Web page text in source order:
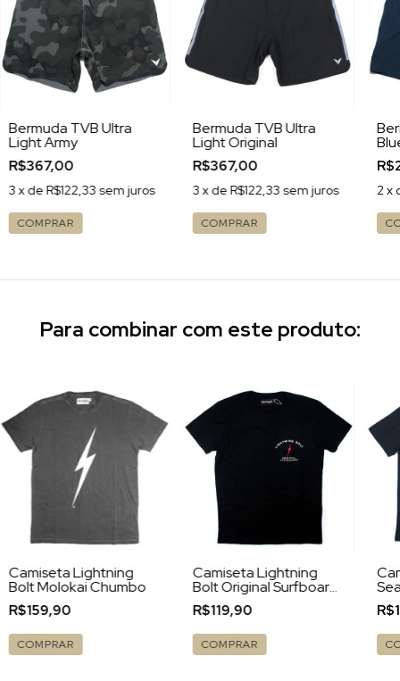
Bermuda TVB Ultra
Light Army
R$367,00
3 x de R$122,33 sem juros
COMPRAR
Bermuda TVB Ultra
Light Original
R$367,00
3 x de R$122,33 sem juros
COMPRAR
2x
Para combinar com este produto:
Camiseta Lightning
Bolt Molokai Chumbo
R$159,90
COMPRAR
Camiseta Lightning
Bolt Original Surfboards
Black
R$119,90
COMPRAR